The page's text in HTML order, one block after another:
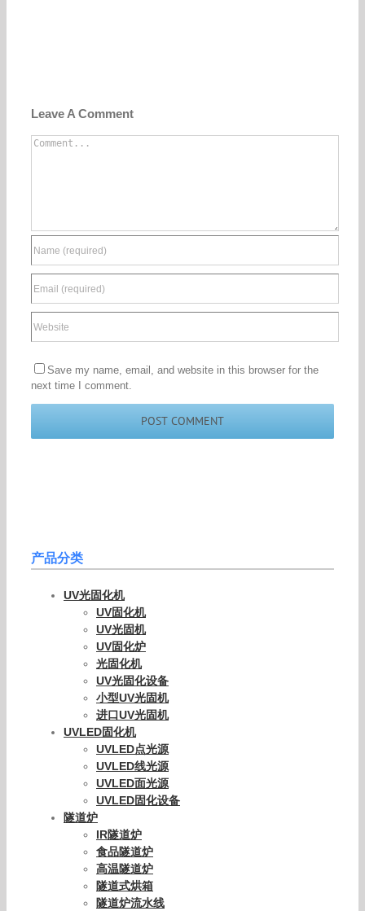
Leave A Comment
Comment
Save my name, email, and website in this browser for the
next time I comment.
产品分类
UV光固化机
UV固化机
UV光固机
UV固化炉
光固化机
UV光固化设备
小型UV光固机
进口UV光固机
UVLED固化机
UVLED点光源
UVLED线光源
UVLED面光源
UVLED固化设备
隧道炉
IR隧道炉
食品隧道炉
高温隧道炉
隧道式烘箱
隧道炉流水线